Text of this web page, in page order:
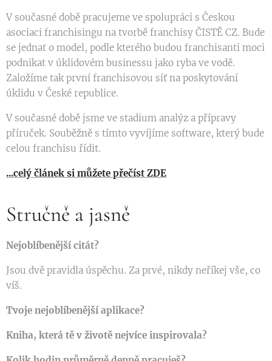
V současné době pracujeme ve spolupráci s Českou
asociaci franchisingu na tvorbě franchisy ČISTĚ CZ. Bude
se jednat o model, podle kterého budou franchisanti moci
podnikat v úklidovém businessu jako ryba ve vodě.
Založíme tak první franchisovou síť na poskytování
úklidu v České republice.
V současné době jsme ve stadium analýz a přípravy
příruček. Souběžně s tímto vyvíjíme software, který bude
celou franchisu řídit.
...celý článek si můžete přečíst ZDE
Stručně a jasně
Nejoblíbenější citát?
Jsou dvě pravidla úspěchu. Za prvé, nikdy neříkej vše, co
víš.
Tvoje nejoblíbenější aplikace?
Kniha, která tě v životě nejvíce inspirovala?